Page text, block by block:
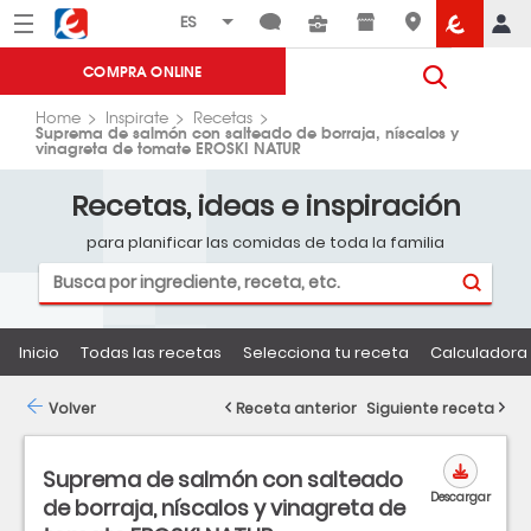
Menú Eroski
COMPRA ONLINE
Home Inspirate Recetas
Suprema de salmón con salteado de borraja, níscalos y
vinagreta de tomate EROSKI NATUR
Recetas, ideas e inspiración
para planificar las comidas de toda la familia
Inicio Todas las recetas Selecciona tu receta
Suprema de salmón con salteado
de borraja, níscalos y vinagreta de
Descargar
Volver Receta anterior Siguiente receta